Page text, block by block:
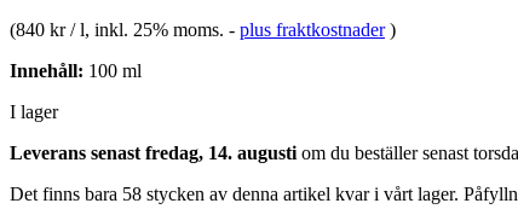
(840 kr / l, inkl. 25% moms. - plus fraktkostnader )
Innehåll: 100 ml
I lager
Leverans senast fredag, 14. augusti om du beställer senast
Det finns bara 58 stycken av denna artikel kvar i vårt lager.